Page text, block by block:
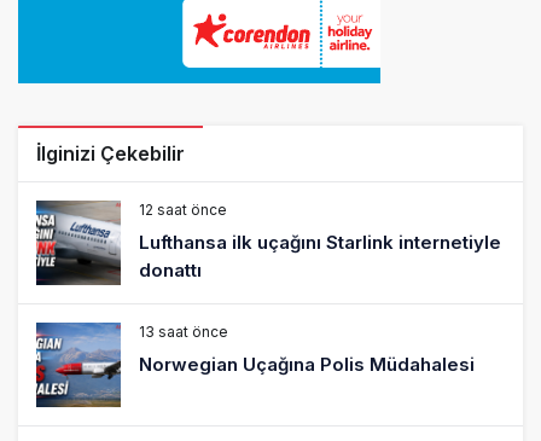
İlginizi Çekebilir
12 saat önce
Lufthansa ilk uçağını Starlink internetiyle
donattı
13 saat önce
Norwegian Uçağına Polis Müdahalesi